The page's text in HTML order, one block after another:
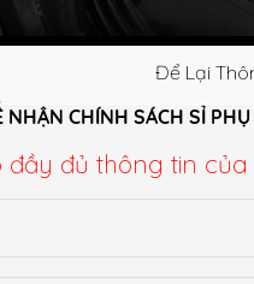
Để Lại
CHÍNH SÁCH SỈ
đầy đủ thông tin